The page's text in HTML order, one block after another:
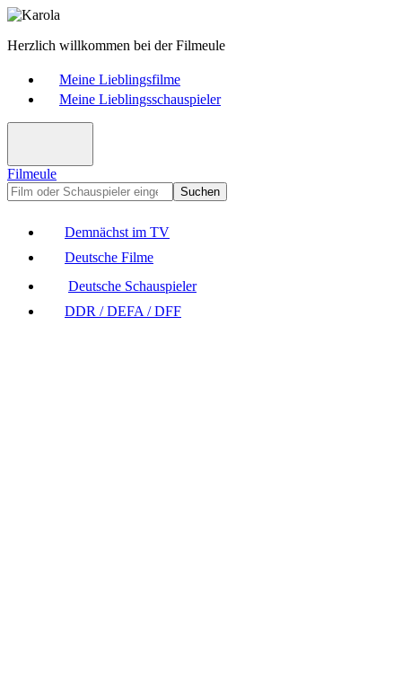
Herzlich willkommen bei der Filmeule
Meine Lieblingsfilme
Meine Lieblingsschauspieler
Filmeule
Suchen
Demnächst im TV
Deutsche Filme
Deutsche Schauspieler
DDR / DEFA / DFF